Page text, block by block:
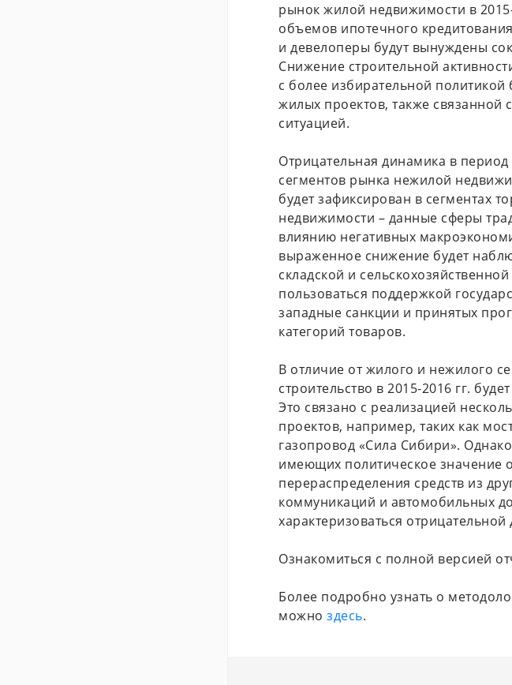
рынок жилой недвижимости в
объемов ипотечного
и девелоперы будут вынуждены
Снижение строительной
с более избирательной
жилых проектов, также
ситуацией.
Отрицательная динамика в период
сегментов рынка нежилой
будет зафиксирован в сегментах
недвижимости – данные сферы
влиянию негативных
выраженное снижение будет
складской и
пользоваться поддержкой
западные санкции и принятых
категорий товаров.
В отличие от жилого и нежилого
строительство в 2015-2016 гг.
Это связано с реализацией
проектов, например, таких как
газопровод «Сила Сибири».
имеющих политическое значение
перераспределения средств из
коммуникаций и автомобильных
характеризоваться
Ознакомиться с полной версией
Более подробно узнать о
можно здесь.